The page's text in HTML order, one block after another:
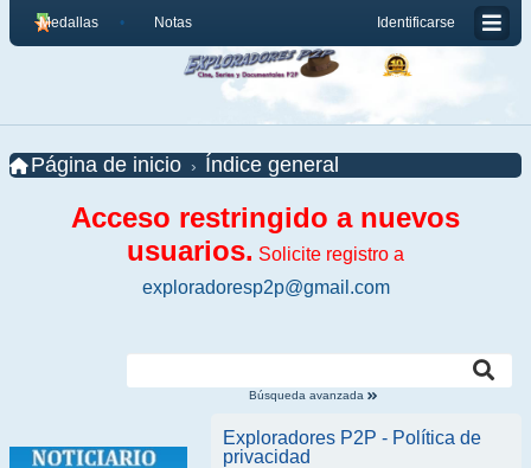
Identificarse
Medallas Notas
Página de inicio Índice general
Acceso restringido a nuevos
usuarios. Solicite registro a
exploradoresp2p@gmail.com
Búsqueda avanzada
Exploradores P2P - Política de
privacidad